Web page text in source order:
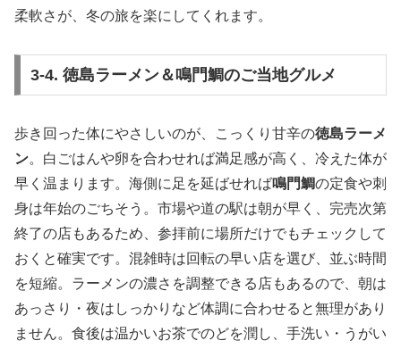
柔軟さが、冬の旅を楽にしてくれます。
3-4. 徳島ラーメン＆鳴門鯛のご当地グルメ
歩き回った体にやさしいのが、こっくり甘辛の徳島ラーメ
ン。白ごはんや卵を合わせれば満足感が高く、冷えた体が
早く温まります。海側に足を延ばせれば鳴門鯛の定食や刺
身は年始のごちそう。市場や道の駅は朝が早く、完売次第
終了の店もあるため、参拝前に場所だけでもチェックして
おくと確実です。混雑時は回転の早い店を選び、並ぶ時間
を短縮。ラーメンの濃さを調整できる店もあるので、朝は
あっさり・夜はしっかりなど体調に合わせると無理があり
ません。食後は温かいお茶でのどを潤し、手洗い・うがい